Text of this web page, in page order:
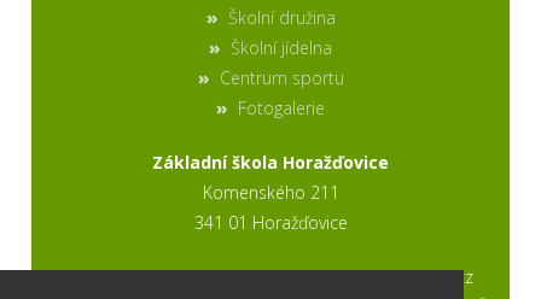
Školní družina
Školní jídelna
Centrum sportu
Fotogalerie
Základní škola Horažďovice
Komenského 211
341 01 Horažďovice
2017 © výroba stránek www.ptweb.cz